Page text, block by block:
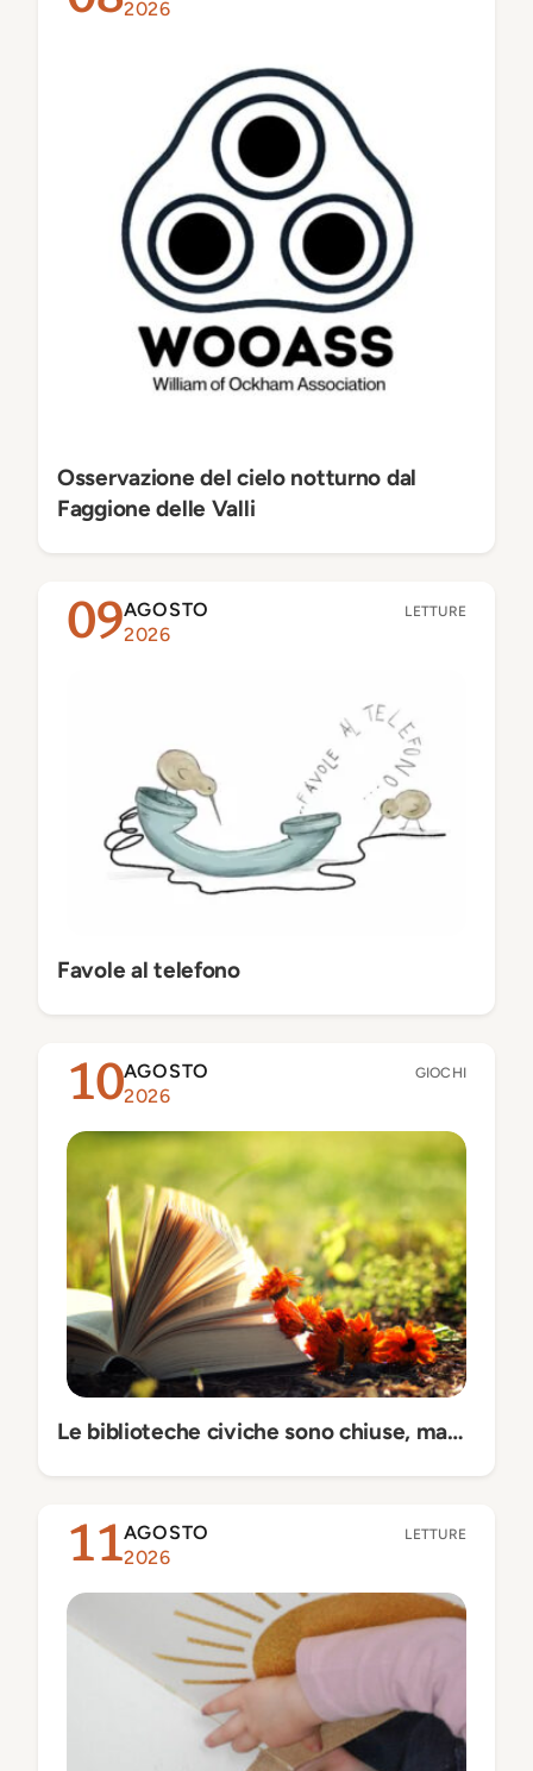
2026
Osservazione del cielo notturno dal
Faggione delle Valli
09AGOSTO
2026
LETTURE
Favole al telefono
10AGOSTO
2026
GIOCHI
Le biblioteche civiche sono chiuse, ma…
11AGOSTO
2026
LETTURE